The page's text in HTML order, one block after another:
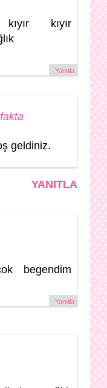
kıyır
Yanıtla
geldiniz.
YANITLA
begendim
Yanıtla